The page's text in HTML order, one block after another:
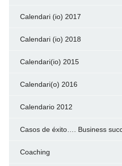
Calendari (io) 2017
Calendari (io) 2018
Calendari(io) 2015
Calendari(o) 2016
Calendario 2012
Casos de éxito…. Business
Coaching